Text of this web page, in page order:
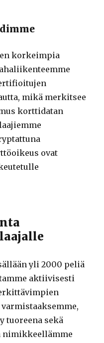
korkeimpia
mikä merkitsee
korttidatan
ovat
yli 2000 peliä
aktiivisesti
tuoreena sekä
nimikkeellämme